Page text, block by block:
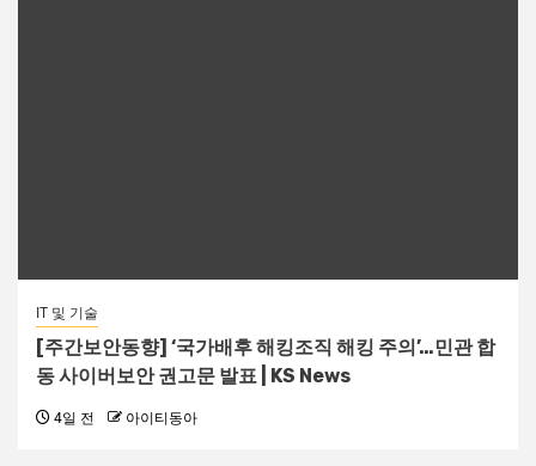
IT 및 기술
[주간보안동향] ‘국가배후 해킹조직 해킹 주의’…민관 합
동 사이버보안 권고문 발표 | KS News
4일 전 아이티동아